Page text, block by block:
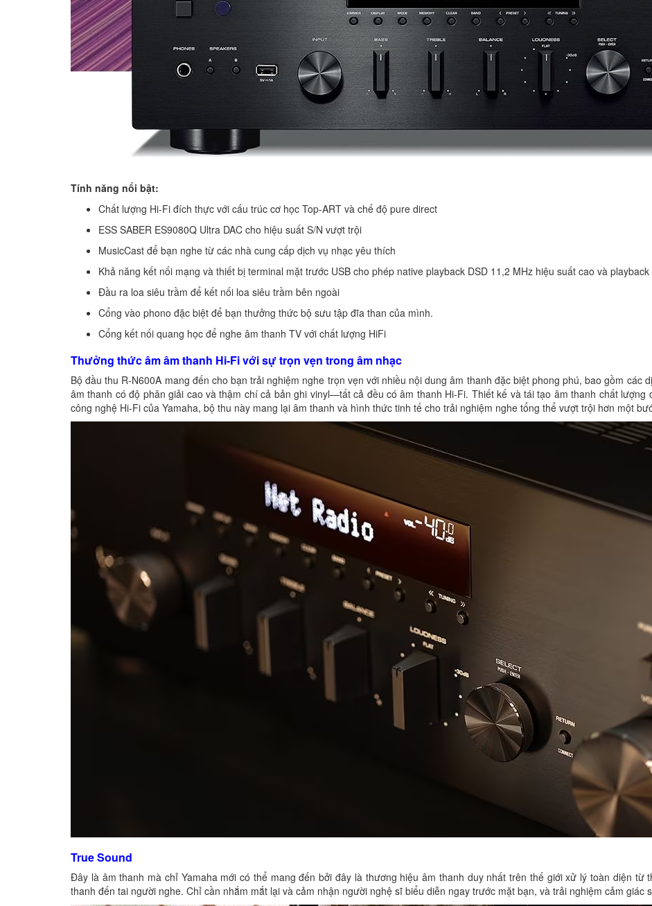
Tính năng nổi bật:
Chất lượng Hi-Fi đích thực với cấu trúc cơ học Top-ART và chế độ pure direct
ESS SABER ES9080Q Ultra DAC cho hiệu suất S/N vượt trội
MusicCast để bạn nghe từ các nhà cung cấp dịch vụ nhạc yêu thích
Khả năng kết nối mạng và thiết bị terminal mặt trước USB cho phép native playback DSD 11,2 MHz hiệu suất cao và
Đầu ra loa siêu trầm để kết nối loa siêu trầm bên ngoài
Cổng vào phono đặc biệt để bạn thưởng thức bộ sưu tập đĩa than của mình.
Cổng kết nối quang học để nghe âm thanh TV với chất lượng HiFi
Thưởng thức âm âm thanh Hi-Fi với sự trọn vẹn trong âm nhạc
Bộ đầu thu R-N600A mang đến cho bạn trải nghiệm nghe trọn vẹn với nhiều nội dung âm thanh đặc biệt phong phú, bao gồm các
âm thanh có độ phân giải cao và thậm chí cả bản ghi vinyl—tất cả đều có âm thanh Hi-Fi. Thiết kế và tái tạo âm thanh chất
công nghệ Hi-Fi của Yamaha, bộ thu này mang lại âm thanh và hình thức tinh tế cho trải nghiệm nghe tổng thể vượt trội hơn một
True Sound
Đây là âm thanh mà chỉ Yamaha mới có thể mang đến bởi đây là thương hiệu âm thanh duy nhất trên thế giới xử lý toàn diện từ
thanh đến tai người nghe. Chỉ cần nhắm mắt lại và cảm nhận người nghệ sĩ biểu diễn ngay trước mặt bạn, và trải nghiệm cảm